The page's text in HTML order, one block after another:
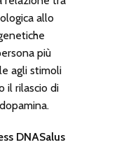
allo
più
agli stimoli
il rilascio di
DNASalus